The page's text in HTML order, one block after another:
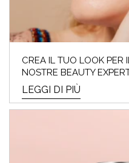
CREA IL TUO LOOK PER
NOSTRE BEAUTY
LEGGI DI PIÙ